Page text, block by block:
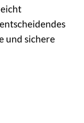
und sichere